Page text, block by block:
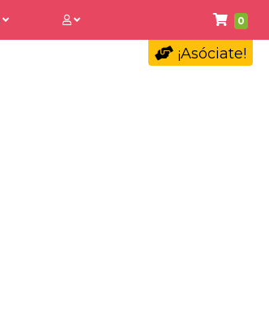
0
¡Asóciate!